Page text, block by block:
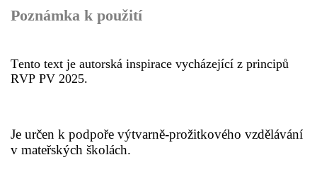
Poznámka k použití
Tento text je autorská inspirace vycházející z principů
RVP PV 2025.
Je určen k podpoře výtvarně-prožitkového vzdělávání
v mateřských školách.